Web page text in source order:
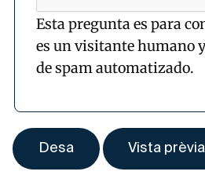
Esta pregunta es para
es un visitante humano
de spam automatizado.